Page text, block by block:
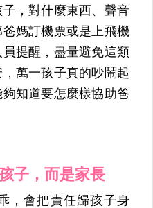
，對什麼東西、聲音
媽訂機票或是上飛機
提醒，盡量避免這類
萬一孩子真的吵鬧起
知道要怎麼樣協助爸
子，而是家長
，會把責任歸孩子身